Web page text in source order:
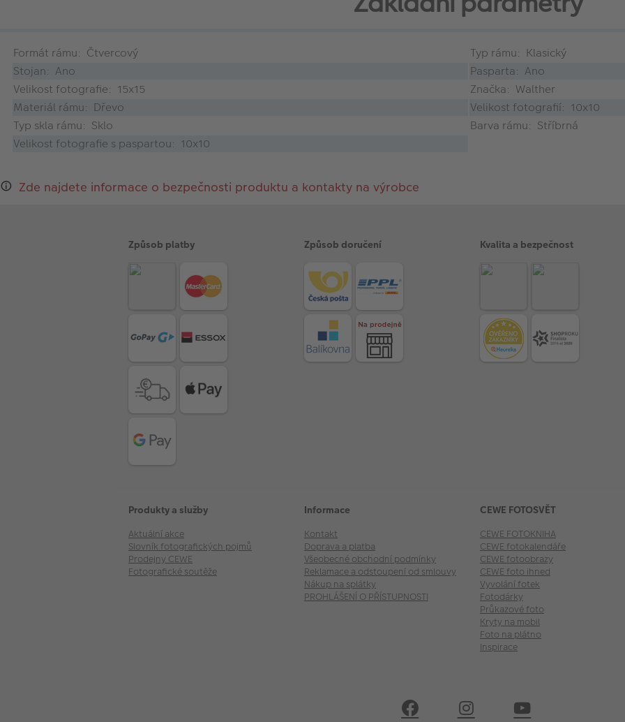
Formát rámu: Čtvercový
Typ rámu: Klasický
Stojan: Ano
Pasparta: Ano
Velikost fotografie: 15x15
Značka: Walther
Materiál rámu: Dřevo
Velikost fotografií: 10x10
Typ skla rámu: Sklo
Barva rámu: Stříbrná
Velikost fotografie s paspartou: 10x10
Zde najdete informace o bezpečnosti produktu a kontakty na výrobce
Způsob platby Způsob doručení Kvalita a bezpečnost
Produkty a služby
Aktuální akce
Slovník fotografických pojmů
Prodejny CEWE
Fotografické soutěže
Informace
Kontakt
Doprava a platba
Všeobecné obchodní podmínky
Reklamace a odstoupení od smlouvy
Nákup na splátky
PROHLÁŠENÍ O PŘÍSTUPNOSTI
CEWE FOTOSVĚT
CEWE FOTOKNIHA
CEWE fotokalendáře
CEWE fotoobrazy
CEWE foto ihned
Vyvolání fotek
Fotodárky
Průkazové foto
Kryty na mobil
Foto na plátno
Inspirace